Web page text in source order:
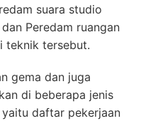
suara studio
Peredam ruangan
teknik tersebut.
gema dan juga
di beberapa jenis
daftar pekerjaan